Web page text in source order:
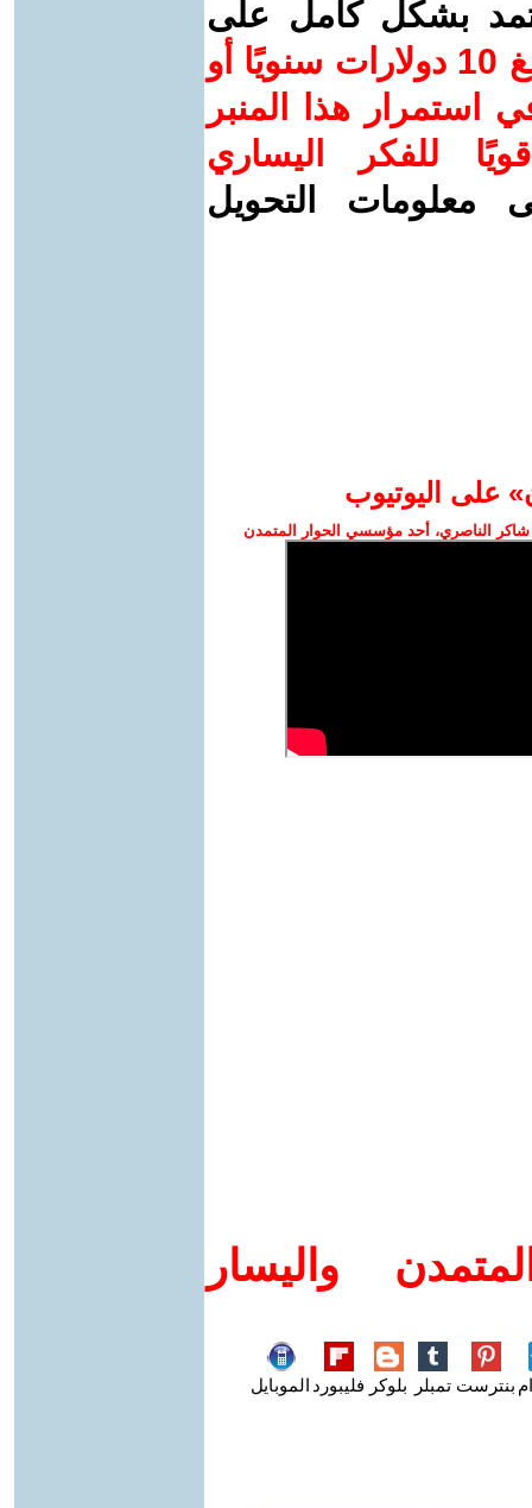
بشكل كامل على
ساهم/ي معنا! بدعمكم بمبلغ 10 دولارات سنويًا أو
استمرار هذا المنبر
للفكر اليساري
معلومات التحويل
على اليوتيوب
الناصري، أحد مؤسسي الحوار المتمدن
واليسار
بنترست تمبلر بلوكر فليبورد الموبايل